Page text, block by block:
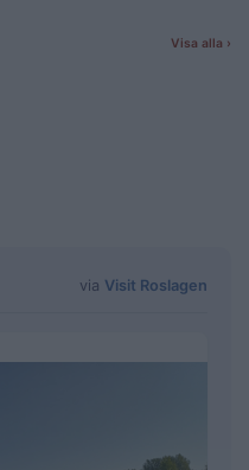
via Visit Roslagen